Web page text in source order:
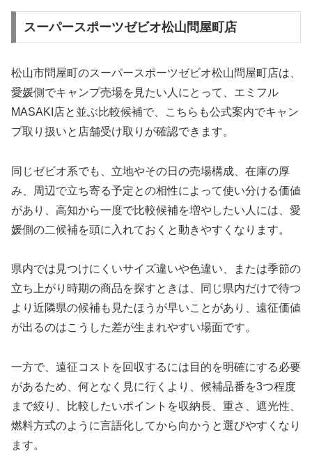
スーパースポーツゼビオ松山問屋町店
松山市問屋町のスーパースポーツゼビオ松山問屋町店は、
愛媛側でキャンプ売場を見たい人にとって、エミフル
MASAKI店と並ぶ比較候補で、こちらも公式案内でキャン
プ取り扱いと店舗受け取りが確認できます。
同じゼビオ系でも、立地やその日の売場構成、在庫の厚
み、周辺で立ち寄る予定との相性によって使い分ける価値
があり、高知から一度で比較候補を増やしたい人には、愛
媛側の二候補を頭に入れておくと動きやすくなります。
県内では見つけにくいサイズ違いや色違い、または季節の
立ち上がり時期の商品を探すときは、同じ県内だけで待つ
より近隣県の候補も見たほうが早いことがあり、遠征価値
が出るのはこうした差が生まれやすい場面です。
一方で、遠征コストを回収するには目的を明確にする必要
があるため、何となく見に行くより、候補品番を3つ程度
まで絞り、比較したいポイントを収納長、重さ、遮光性、
燃料方式のように言語化してから向かうと選びやすくなり
ます。